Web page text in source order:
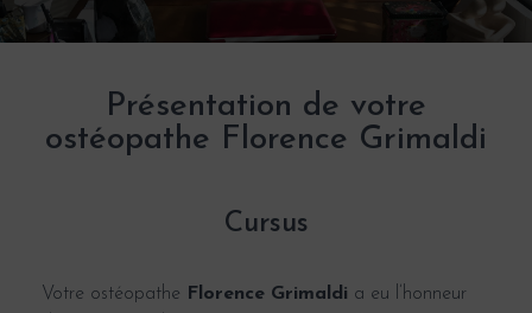
M
Présentation de votre
ostéopathe Florence Grimaldi
Cursus
Votre ostéopathe Florence Grimaldi a eu l’honneur